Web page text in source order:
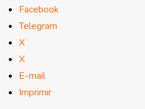
Facebook
Telegram
X
X
E-mail
Imprimir